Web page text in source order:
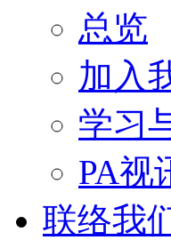
总览
加入
学习
PA视
联络我